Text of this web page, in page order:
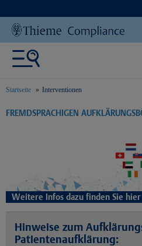
Startseite Interventionen
text.skipToContent
text.skipToNavigation
FREMDSPRACHIGEN
Weitere Infos dazu finden Sie hier
Hinweise zum
Patientenaufklärung: